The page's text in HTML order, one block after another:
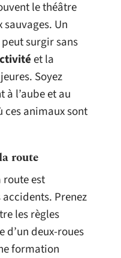
le théâtre
sauvages. Un
surgir sans
et la
Soyez
l’aube et au
ces animaux sont
route
route est
Prenez
les règles
d’un deux-roues
formation